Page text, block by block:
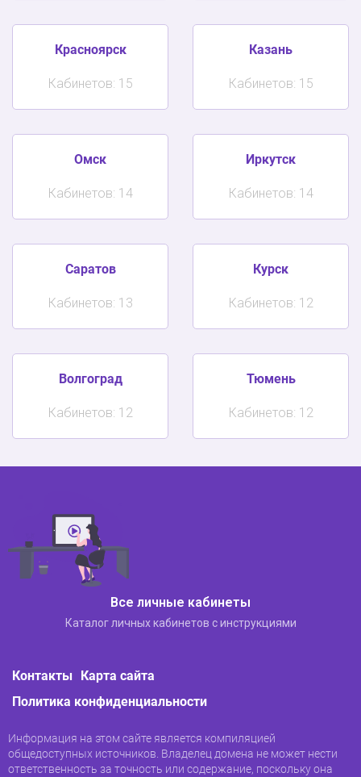
Красноярск
Кабинетов: 15
Казань
Кабинетов: 15
Омск
Кабинетов: 14
Иркутск
Кабинетов: 14
Саратов
Кабинетов: 13
Курск
Кабинетов: 12
Волгоград
Кабинетов: 12
Тюмень
Кабинетов: 12
Все личные кабинеты
Каталог личных кабинетов с инструкциями
Контакты
Карта сайта
Политика конфиденциальности
Информация на этом сайте является компиляцией
общедоступных источников. Владелец домена не может нести
ответственность за точность или содержание, поскольку она